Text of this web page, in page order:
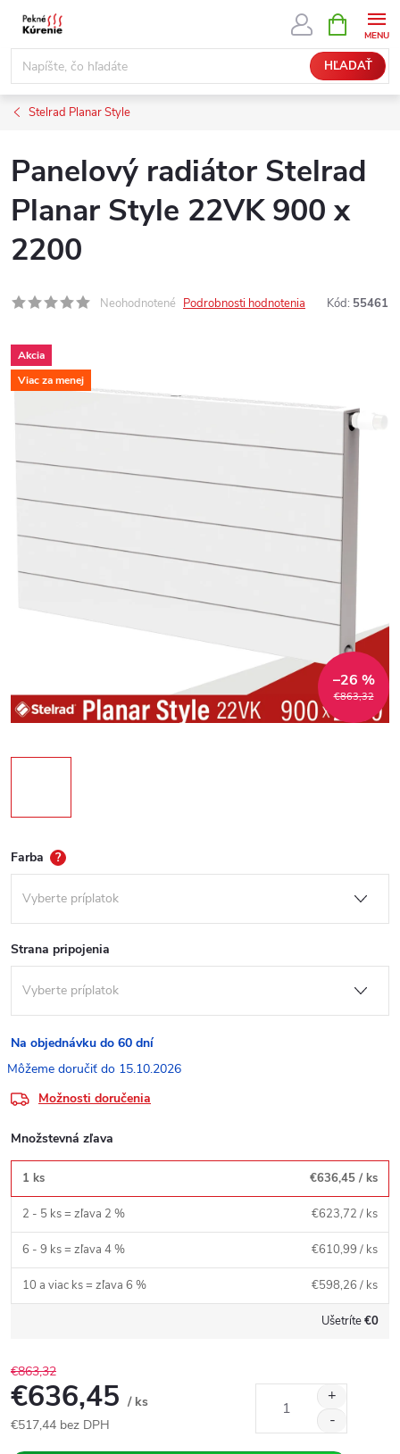
Prejsť
obsah
HĽADAŤ
KOŠÍK
Stelrad Planar Style
Panelový radiátor Stelrad
Planar Style 22VK 900 x
2200
Neohodnotené Podrobnosti hodnotenia Kód: 55461
Akcia
Viac za menej
€863,32
–26 %
Farba ?
Strana pripojenia
Na objednávku do 60 dní
15.10.2026
Možnosti doručenia
Množstevná zľava
1 ks €636,45 / ks
2 - 5 ks = zľava 2 % €623,72 / ks
6 - 9 ks = zľava 4 % €610,99 / ks
10 a viac ks = zľava 6 % €598,26 / ks
Ušetríte€0
€863,32
€636,45 / ks
€517,44 bez DPH